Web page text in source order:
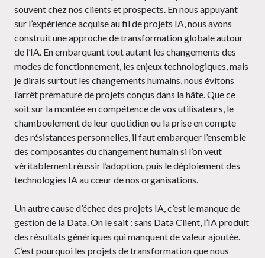
souvent chez nos clients et prospects. En nous appuyant
sur l’expérience acquise au fil de projets IA, nous avons
construit une approche de transformation globale autour
de l’IA. En embarquant tout autant les changements des
modes de fonctionnement, les enjeux technologiques, mais
je dirais surtout les changements humains, nous évitons
l’arrêt prématuré de projets conçus dans la hâte. Que ce
soit sur la montée en compétence de vos utilisateurs, le
chamboulement de leur quotidien ou la prise en compte
des résistances personnelles, il faut embarquer l’ensemble
des composantes du changement humain si l’on veut
véritablement réussir l’adoption, puis le déploiement des
technologies IA au cœur de nos organisations.
Un autre cause d’échec des projets IA, c’est le manque de
gestion de la Data. On le sait : sans Data Client, l’IA produit
des résultats génériques qui manquent de valeur ajoutée.
C’est pourquoi les projets de transformation que nous